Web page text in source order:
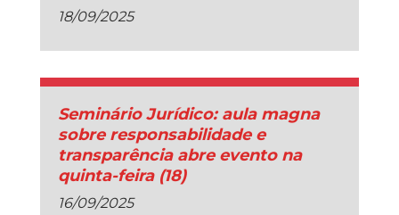
18/09/2025
Seminário Jurídico: aula magna
sobre responsabilidade e
transparência abre evento na
quinta-feira (18)
16/09/2025